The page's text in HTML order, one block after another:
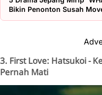
Bikin Penonton Susah
3. First Love: Hatsukoi -
Pernah Mati